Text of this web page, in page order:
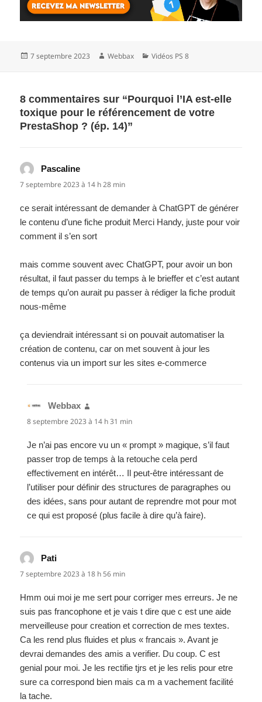
Publié
7 septembre 2023 Auteur
Webbax Catégories
Vidéos PS 8
8 commentaires sur “Pourquoi l’IA est-elle
toxique pour le référencement de votre
PrestaShop ? (ép. 14)”
Pascaline
7 septembre 2023 à 14 h 28 min
ce serait intéressant de demander à ChatGPT de générer
le contenu d’une fiche produit Merci Handy, juste pour voir
comment il s’en sort
mais comme souvent avec ChatGPT, pour avoir un bon
résultat, il faut passer du temps à le brieffer et c’est autant
de temps qu’on aurait pu passer à rédiger la fiche produit
nous-même
ça deviendrait intéressant si on pouvait automatiser la
création de contenu, car on met souvent à jour les
contenus via un import sur les sites e-commerce
Webbax
8 septembre 2023 à 14 h 31 min
Je n’ai pas encore vu un « prompt » magique, s’il faut
passer trop de temps à la retouche cela perd
effectivement en intérêt… Il peut-être intéressant de
l’utiliser pour définir des structures de paragraphes ou
des idées, sans pour autant de reprendre mot pour mot
ce qui est proposé (plus facile à dire qu’à faire).
Pati
7 septembre 2023 à 18 h 56 min
Hmm oui moi je me sert pour corriger mes erreurs. Je ne
suis pas francophone et je vais t dire que c est une aide
merveilleuse pour creation et correction de mes textes.
Ca les rend plus fluides et plus « francais ». Avant je
devrai demandes des amis a verifier. Du coup. C est
genial pour moi. Je les rectifie tjrs et je les relis pour etre
sure ca correspond bien mais ca m a vachement facilité
la tache.